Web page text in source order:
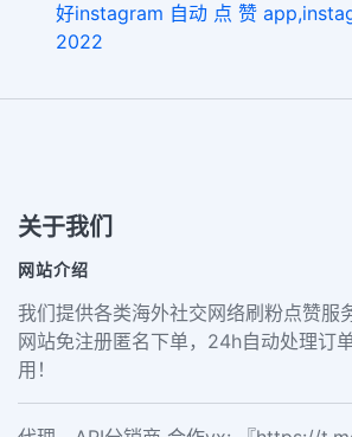
好instagram 自动 点 赞
2022
关于我们
网站介绍
我们提供各类海外社交网络刷粉点赞服
网站免注册匿名下单，24h自动处理订
用！